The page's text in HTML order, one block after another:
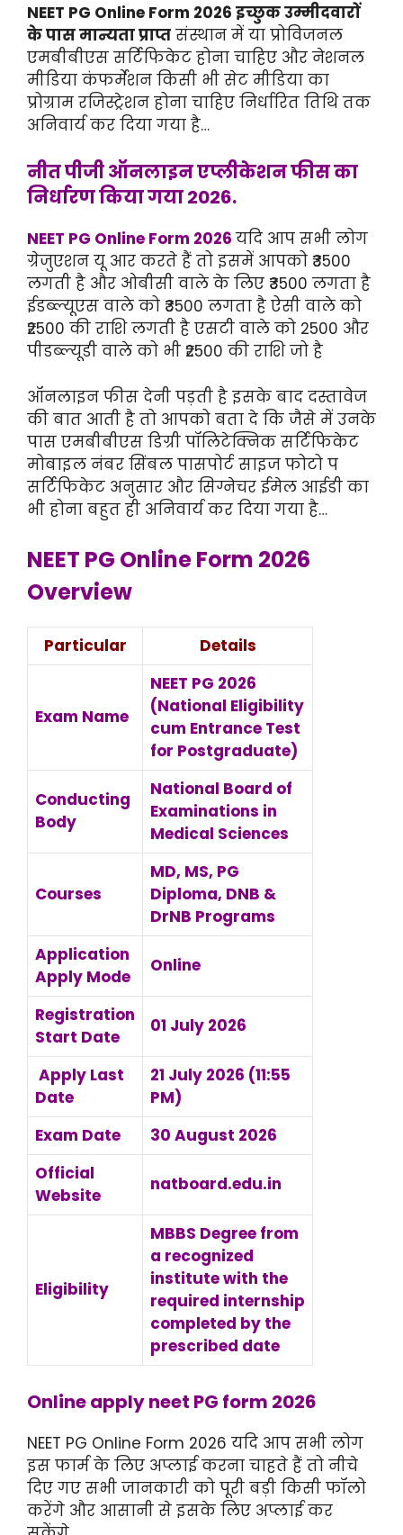
NEET PG Online Form 2026 इच्छुक उम्मीदवारों
के पास मान्यता प्राप्त संस्थान में या प्रोविजनल
एमबीबीएस सर्टिफिकेट होना चाहिए और नेशनल
मीडिया कंफर्मेशन किसी भी सेट मीडिया का
प्रोग्राम रजिस्ट्रेशन होना चाहिए निर्धारित तिथि तक
अनिवार्य कर दिया गया है…
नीत पीजी ऑनलाइन एप्लीकेशन फीस का
निर्धारण किया गया 2026.
NEET PG Online Form 2026 यदि आप सभी लोग
ग्रेजुएशन यू आर करते हैं तो इसमें आपको ₹3500
लगती है और ओबीसी वाले के लिए ₹3500 लगता है
ईडब्ल्यूएस वाले को ₹3500 लगता है ऐसी वाले को
₹2500 की राशि लगती है एसटी वाले को 2500 और
पीडब्ल्यूडी वाले को भी ₹2500 की राशि जो है
ऑनलाइन फीस देनी पड़ती है इसके बाद दस्तावेज
की बात आती है तो आपको बता दे कि जैसे में उनके
पास एमबीबीएस डिग्री पॉलिटेक्निक सर्टिफिकेट
मोबाइल नंबर सिंबल पासपोर्ट साइज फोटो प
सर्टिफिकेट अनुसार और सिग्नेचर ईमेल आईडी का
भी होना बहुत ही अनिवार्य कर दिया गया है…
NEET PG Online Form 2026
Overview
Particular Details
Exam Name
NEET PG 2026
(National Eligibility
cum Entrance Test
for Postgraduate)
Conducting
Body
National Board of
Examinations in
Medical Sciences
Courses
MD, MS, PG
Diploma, DNB &
DrNB Programs
Application
Apply Mode
Online
Registration
Start Date
01 July 2026
Apply Last
Date
21 July 2026 (11:55
PM)
Exam Date
30 August 2026
Official
Website
natboard.edu.in
Eligibility
MBBS Degree from
a recognized
institute with the
required internship
completed by the
prescribed date
Online apply neet PG form 2026
NEET PG Online Form 2026 यदि आप सभी लोग
इस फार्म के लिए अप्लाई करना चाहते हैं तो नीचे
दिए गए सभी जानकारी को पूरी बड़ी किसी फॉलो
करेंगे और आसानी से इसके लिए अप्लाई कर